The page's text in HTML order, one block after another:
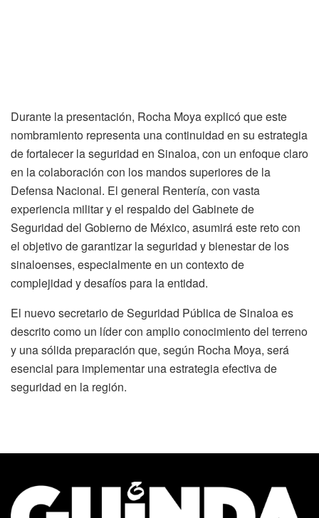
Durante la presentación, Rocha Moya explicó que este
nombramiento representa una continuidad en su estrategia
de fortalecer la seguridad en Sinaloa, con un enfoque claro
en la colaboración con los mandos superiores de la
Defensa Nacional. El general Rentería, con vasta
experiencia militar y el respaldo del Gabinete de
Seguridad del Gobierno de México, asumirá este reto con
el objetivo de garantizar la seguridad y bienestar de los
sinaloenses, especialmente en un contexto de
complejidad y desafíos para la entidad.
El nuevo secretario de Seguridad Pública de Sinaloa es
descrito como un líder con amplio conocimiento del terreno
y una sólida preparación que, según Rocha Moya, será
esencial para implementar una estrategia efectiva de
seguridad en la región.